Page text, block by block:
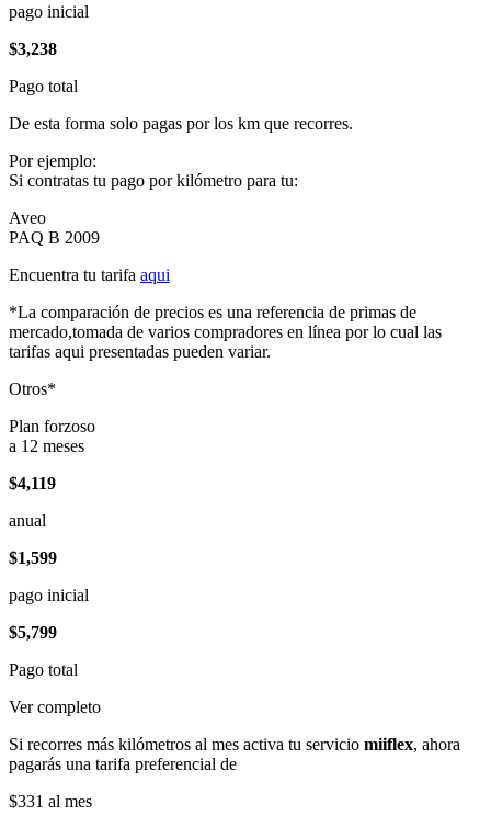
pago inicial
$3,238
Pago total
De esta forma solo pagas por los km que recorres.
Por ejemplo:
Si contratas tu pago por kilómetro para tu:
Aveo
PAQ B 2009
Encuentra tu tarifa aqui
*La comparación de precios es una referencia de primas de
mercado,tomada de varios compradores en línea por lo cual las
tarifas aqui presentadas pueden variar.
Otros*
Plan forzoso
a 12 meses
$4,119
anual
$1,599
pago inicial
$5,799
Pago total
Ver completo
Si recorres más kilómetros al mes activa tu servicio miiflex, ahora
pagarás una tarifa preferencial de
$331 al mes